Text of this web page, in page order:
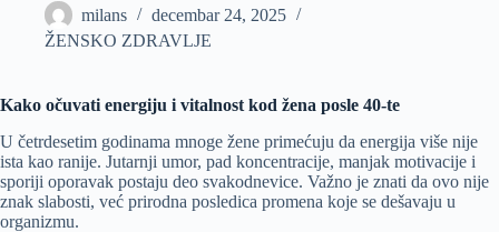
milans
decembar 24, 2025
ŽENSKO ZDRAVLJE
Kako očuvati energiju i vitalnost kod žena posle 40-te
U četrdesetim godinama mnoge žene primećuju da energija više nije
ista kao ranije. Jutarnji umor, pad koncentracije, manjak motivacije i
sporiji oporavak postaju deo svakodnevice. Važno je znati da ovo nije
znak slabosti, već prirodna posledica promena koje se dešavaju u
organizmu.